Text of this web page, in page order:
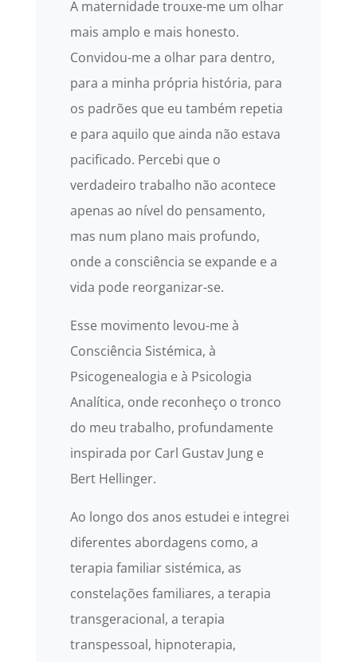
A maternidade trouxe-me um olhar
mais amplo e mais honesto.
Convidou-me a olhar para dentro,
para a minha própria história, para
os padrões que eu também repetia
e para aquilo que ainda não estava
pacificado. Percebi que o
verdadeiro trabalho não acontece
apenas ao nível do pensamento,
mas num plano mais profundo,
onde a consciência se expande e a
vida pode reorganizar-se.
Esse movimento levou-me à
Consciência Sistémica, à
Psicogenealogia e à Psicologia
Analítica, onde reconheço o tronco
do meu trabalho, profundamente
inspirada por Carl Gustav Jung e
Bert Hellinger.
Ao longo dos anos estudei e integrei
diferentes abordagens como, a
terapia familiar sistémica, as
constelações familiares, a terapia
transgeracional, a terapia
transpessoal, hipnoterapia,